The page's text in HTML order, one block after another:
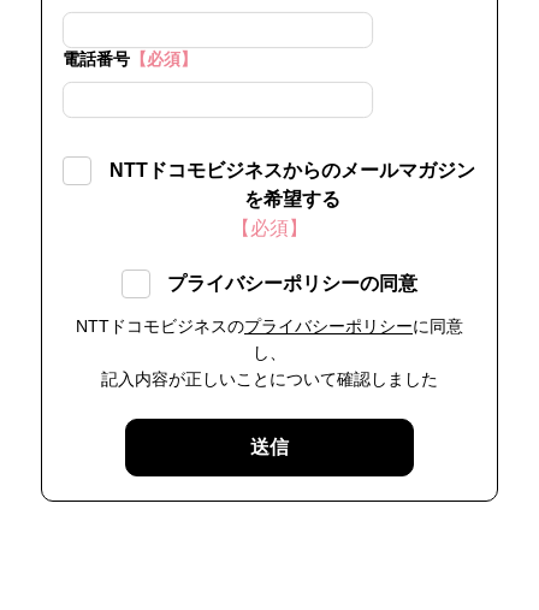
電話番号【必須】
NTTドコモビジネスからのメールマガジン
を希望する
【必須】
プライバシーポリシーの同意
NTTドコモビジネスのプライバシーポリシーに同意
し、
記入内容が正しいことについて確認しました
送信